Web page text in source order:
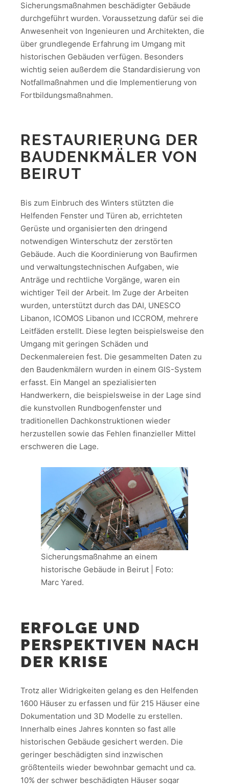
Sicherungsmaßnahmen beschädigter Gebäude
durchgeführt wurden. Voraussetzung dafür sei die
Anwesenheit von Ingenieuren und Architekten, die
über grundlegende Erfahrung im Umgang mit
historischen Gebäuden verfügen. Besonders
wichtig seien außerdem die Standardisierung von
Notfallmaßnahmen und die Implementierung von
Fortbildungsmaßnahmen.
RESTAURIERUNG DER
BAUDENKMÄLER VON
BEIRUT
Bis zum Einbruch des Winters stützten die
Helfenden Fenster und Türen ab, errichteten
Gerüste und organisierten den dringend
notwendigen Winterschutz der zerstörten
Gebäude. Auch die Koordinierung von Baufirmen
und verwaltungstechnischen Aufgaben, wie
Anträge und rechtliche Vorgänge, waren ein
wichtiger Teil der Arbeit. Im Zuge der Arbeiten
wurden, unterstützt durch das DAI, UNESCO
Libanon, ICOMOS Libanon und ICCROM, mehrere
Leitfäden erstellt. Diese legten beispielsweise den
Umgang mit geringen Schäden und
Deckenmalereien fest. Die gesammelten Daten zu
den Baudenkmälern wurden in einem GIS-System
erfasst. Ein Mangel an spezialisierten
Handwerkern, die beispielsweise in der Lage sind
die kunstvollen Rundbogenfenster und
traditionellen Dachkonstruktionen wieder
herzustellen sowie das Fehlen finanzieller Mittel
erschweren die Lage.
Sicherungsmaßnahme an einem
historische Gebäude in Beirut | Foto:
Marc Yared.
ERFOLGE UND
PERSPEKTIVEN NACH
DER KRISE
Trotz aller Widrigkeiten gelang es den Helfenden
1600 Häuser zu erfassen und für 215 Häuser eine
Dokumentation und 3D Modelle zu erstellen.
Innerhalb eines Jahres konnten so fast alle
historischen Gebäude gesichert werden. Die
geringer beschädigten sind inzwischen
größtenteils wieder bewohnbar gemacht und ca.
10% der schwer beschädigten Häuser sogar